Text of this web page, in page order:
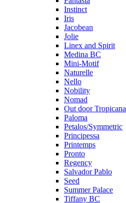
Instinct
Iris
Jacobean
Jolie
Linex and Spirit
Medina BC
Mini-Motif
Naturelle
Nello
Nobility
Nomad
Out door Tropicana
Paloma
Petalos/Symmetric
Principessa
Printemps
Pronto
Regency
Salvador Pablo
Seed
Summer Palace
Tiffany BC